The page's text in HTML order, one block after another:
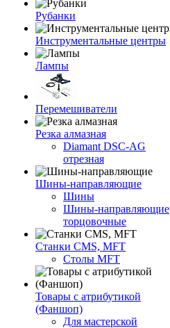
Рубанки
Инструментальные центры
Лампы
Перемешиватели
Резка алмазная
Diamant DSC-AG
отрезная
Шины-направляющие
Шины
Шины-направляющие
торцовочные
Станки CMS, MFT
Столы MFT
Товары с атрибутикой
(Фаншоп)
Для мастерской